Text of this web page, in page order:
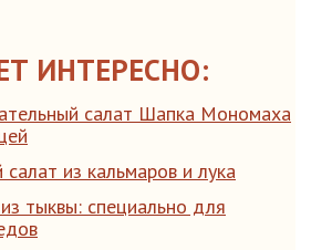
ИНТЕРЕСНО:
салат Шапка Мономаха
салат из кальмаров и лука
тыквы: cпециально для